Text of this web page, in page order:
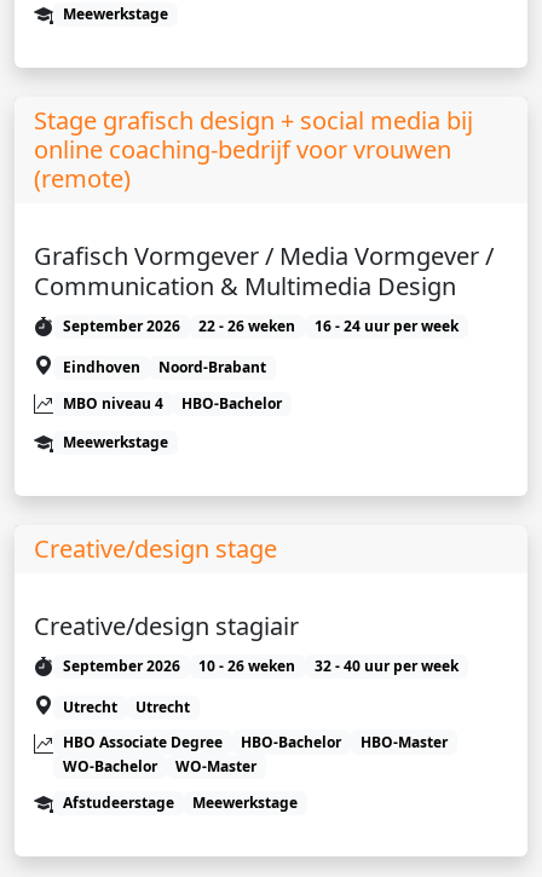
Meewerkstage
Stage grafisch design + social media bij
online coaching-bedrijf voor vrouwen
(remote)
Grafisch Vormgever / Media Vormgever /
Communication & Multimedia Design
September 2026 22 - 26 weken
16 - 24 uur per week
Eindhoven
Noord-Brabant
MBO niveau 4
HBO-Bachelor
Meewerkstage
Creative/design stage
Creative/design stagiair
September 2026 10 - 26 weken
32 - 40 uur per week
Utrecht
Utrecht
HBO Associate Degree
HBO-Bachelor
HBO-Master
WO-Bachelor
WO-Master
Afstudeerstage
Meewerkstage